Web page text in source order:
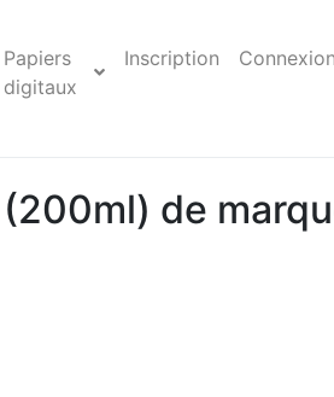
Papiers
digitaux
Inscription Connexion
de